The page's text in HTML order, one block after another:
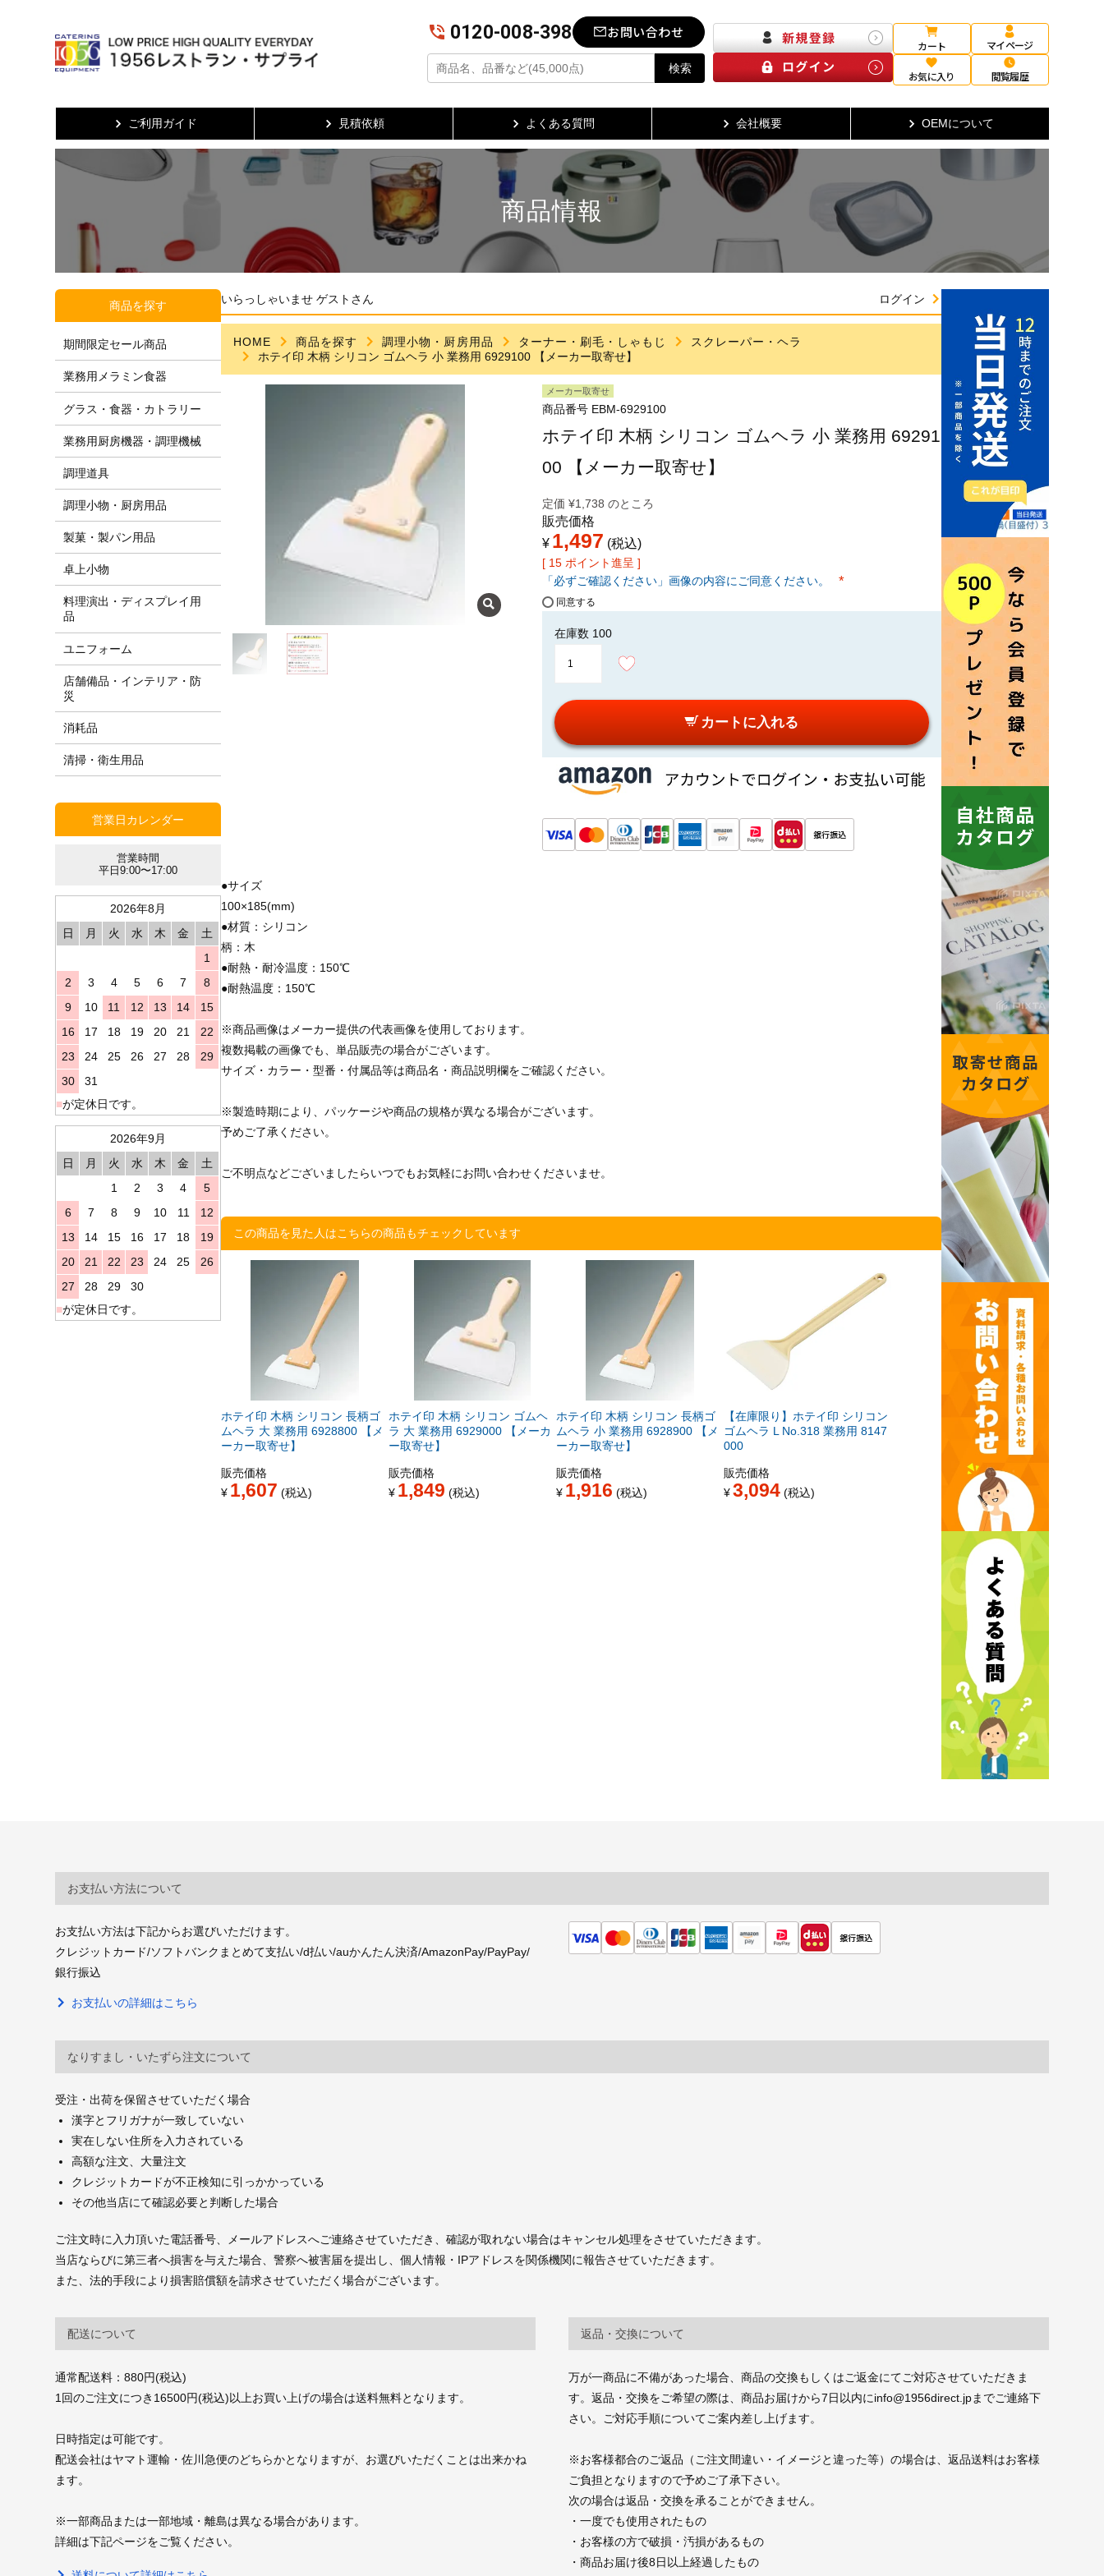
0120-008-398 お問い合わせ
検索
カート マイページ
お気に入り 閲覧履歴
ご利用ガイド 見積依頼 よくある質問 会社概要 OEMについて
商品情報
商品を探す
期間限定セール商品
業務用メラミン食器
グラス・食器・カトラリー
業務用厨房機器・調理機械
調理道具
調理小物・厨房用品
製菓・製パン用品
卓上小物
料理演出・ディスプレイ用
品
ユニフォーム
店舗備品・インテリア・防
災
消耗品
清掃・衛生用品
営業日カレンダー
営業時間
平日9:00〜17:00
2026年8月
日
月 火 水 木 金
土
1
2
3 4 5 6 7
8
9
10 11 12 13 14
15
16
17 18 19 20 21
22
23
24 25 26 27 28
29
30
31
■が定休日です。
2026年9月
日
月 火 水 木 金
土
1
2 3 4
5
6
7 8 9 10 11
12
13
14 15 16 17 18
19
20
21 22 23 24 25
26
27
28 29
30
■が定休日です。
いらっしゃいませ ゲストさん ログイン
HOME 商品を探す 調理小物・厨房用品 ターナー・刷毛・しゃもじ
スクレーパー・ヘラ
ホテイ印 木柄 シリコン ゴムヘラ 小 業務用 6929100 【メーカー取寄せ】
メーカー取寄せ
商品番号 EBM-6929100
ホテイ印 木柄 シリコン ゴムヘラ 小 業務用 69291
00 【メーカー取寄せ】
定価 ¥1,738 のところ
販売価格
¥ 1,497 税込
[ 15 ポイント進呈 ]
「必ずご確認ください」画像の内容にご同意ください。
同意する
在庫数 100
カートに入れる
●サイズ
100×185(mm)
●材質：シリコン
柄：木
●耐熱・耐冷温度：150℃
●耐熱温度：150℃
※商品画像はメーカー提供の代表画像を使用しております。
複数掲載の画像でも、単品販売の場合がございます。
サイズ・カラー・型番・付属品等は商品名・商品説明欄をご確認ください。
※製造時期により、パッケージや商品の規格が異なる場合がございます。
予めご了承ください。
ご不明点などございましたらいつでもお気軽にお問い合わせくださいませ。
この商品を見た人はこちらの商品もチェックしています
ホテイ印 木柄 シリコン 長柄ゴ
ムヘラ 大 業務用 6928800 【メ
ーカー取寄せ】
販売価格
¥ 1,607 税込
ホテイ印 木柄 シリコン ゴムヘ
ラ 大 業務用 6929000 【メーカ
ー取寄せ】
販売価格
¥ 1,849 税込
ホテイ印 木柄 シリコン 長柄ゴ
ムヘラ 小 業務用 6928900 【メ
ーカー取寄せ】
販売価格
¥ 1,916 税込
【在庫限り】ホテイ印 シリコン
ゴムヘラ L No.318 業務用 8147
000
販売価格
¥3,094 税込
お支払い方法について
お支払い方法は下記からお選びいただけます。
クレジットカード/ソフトバンクまとめて支払い/d払い/auかんたん決済/AmazonPay/PayPay/
銀行振込
お支払いの詳細はこちら
なりすまし・いたずら注文について
受注・出荷を保留させていただく場合
漢字とフリガナが一致していない
実在しない住所を入力されている
高額な注文、大量注文
クレジットカードが不正検知に引っかかっている
その他当店にて確認必要と判断した場合
ご注文時に入力頂いた電話番号、メールアドレスへご連絡させていただき、確認が取れない場合はキャンセル処理をさせていただきます。
当店ならびに第三者へ損害を与えた場合、警察へ被害届を提出し、個人情報・IPアドレスを関係機関に報告させていただきます。
また、法的手段により損害賠償額を請求させていただく場合がございます。
配送について
通常配送料：880円(税込)
1回のご注文につき16500円(税込)以上お買い上げの場合は送料無料となります。
日時指定は可能です。
配送会社はヤマト運輸・佐川急便のどちらかとなりますが、お選びいただくことは出来かね
ます。
※一部商品または一部地域・離島は異なる場合があります。
詳細は下記ページをご覧ください。
返品・交換について
万が一商品に不備があった場合、商品の交換もしくはご返金にてご対応させていただきま
す。返品・交換をご希望の際は、商品お届けから7日以内にinfo@1956direct.jpまでご連絡下
さい。ご対応手順についてご案内差し上げます。
※お客様都合のご返品（ご注文間違い・イメージと違った等）の場合は、返品送料はお客様
ご負担となりますので予めご了承下さい。
次の場合は返品・交換を承ることができません。
・一度でも使用されたもの
・お客様の方で破損・汚損があるもの
・商品お届け後8日以上経過したもの